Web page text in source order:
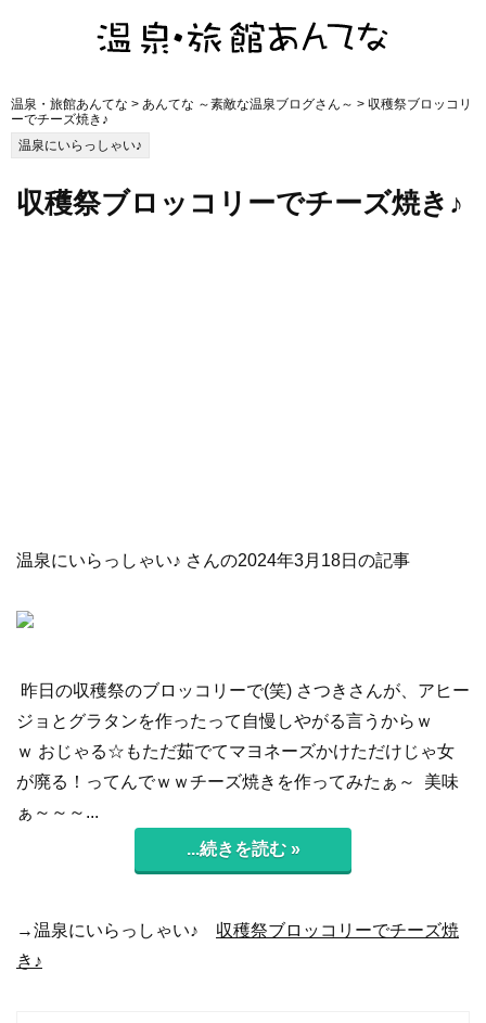
温泉・旅館あんてな > あんてな ～素敵な温泉ブログさん～ > 収穫祭ブロッコリ
ーでチーズ焼き♪
温泉にいらっしゃい♪
収穫祭ブロッコリーでチーズ焼き♪
温泉にいらっしゃい♪ さんの2024年3月18日の記事
昨日の収穫祭のブロッコリーで(笑) さつきさんが、アヒー
ジョとグラタンを作ったって自慢しやがる言うからｗ
ｗ おじゃる☆もただ茹でてマヨネーズかけただけじゃ女
が廃る！ってんでｗｗチーズ焼きを作ってみたぁ～ 美味
ぁ～～～...
...続きを読む »
→温泉にいらっしゃい♪ 収穫祭ブロッコリーでチーズ焼
き♪